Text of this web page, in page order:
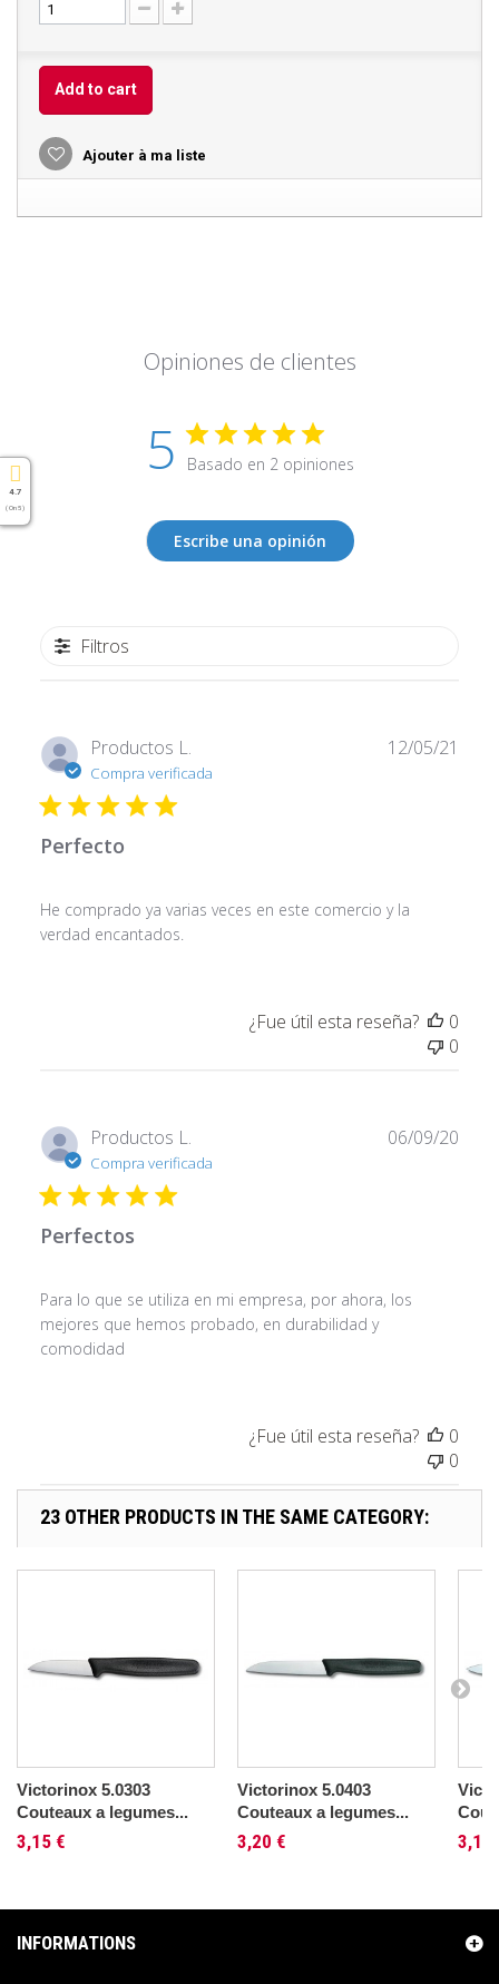
Add to cart
Ajouter à ma liste
Opiniones de clientes
5 Basado en 2 opiniones
Escribe una opinión
Filtros
Productos L.
Compra verificada
Perfecto
He comprado ya varias veces en este comercio y la
verdad encantados.
12/05/21
¿Fue útil esta reseña?
0
0
Productos L.
Compra verificada
Perfectos
Para lo que se utiliza en mi empresa, por ahora, los
mejores que hemos probado, en durabilidad y
comodidad
06/09/20
¿Fue útil esta reseña?
0
0
23 OTHER PRODUCTS IN THE SAME CATEGORY:
Victorinox 5.0303
Couteaux a legumes...
3,15 €
Victorinox 5.0403
Couteaux a legumes...
3,20 € 3,15
INFORMATIONS
4.7
( On 5 )